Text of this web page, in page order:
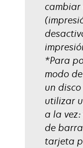
*Para
modo
un
utilizar
a la
de
tarjeta